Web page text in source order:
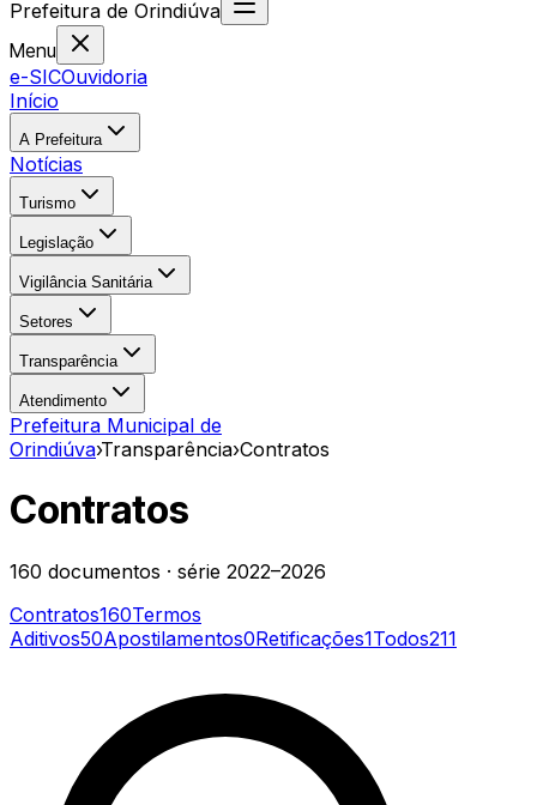
Prefeitura de Orindiúva
Menu
e-SICOuvidoria
Início
A Prefeitura
Notícias
Turismo
Legislação
Vigilância Sanitária
Setores
Transparência
Atendimento
Prefeitura Municipal de
Orindiúva›Transparência›Contratos
Contratos
160 documentos · série 2022–2026
Contratos160Termos
Aditivos50Apostilamentos0Retificações1Todos211